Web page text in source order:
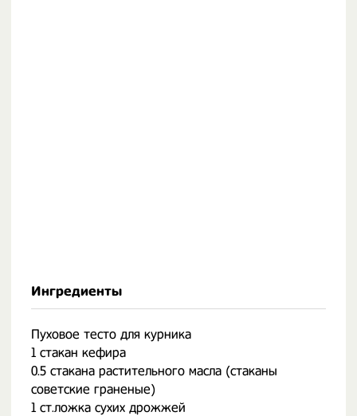
Ингредиенты
Пуховое тесто для курника
1 стакан кефира
0.5 стакана растительного масла (стаканы
советские граненые)
1 ст.ложка сухих дрожжей